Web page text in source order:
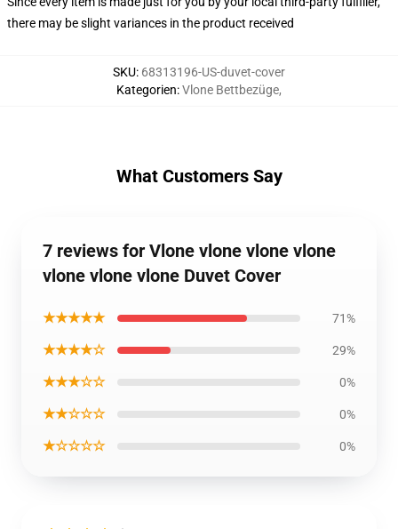
there may be slight variances in the product received
SKU: 68313196-US-duvet-cover
Kategorien:Vlone Bettbezüge,
What Customers Say
7 reviews for Vlone vlone vlone vlone
vlone vlone vlone Duvet Cover
★★★★★ 71%
★★★★☆ 29%
★★★☆☆ 0%
★★☆☆☆ 0%
★☆☆☆☆ 0%